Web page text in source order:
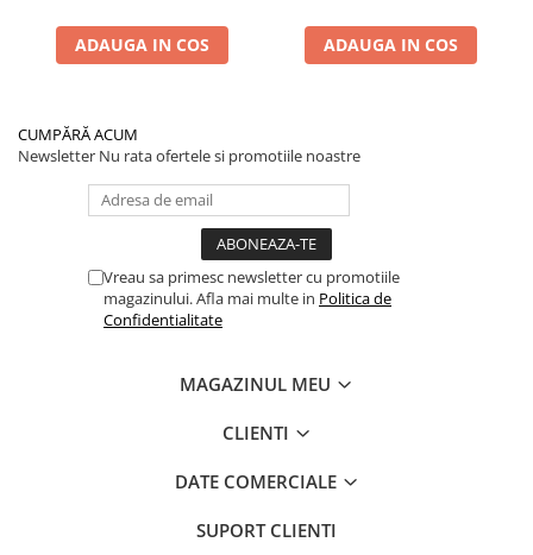
ADAUGA IN COS ADAUGA IN COS
CUMPĂRĂ ACUM
Newsletter Nu rata ofertele si promotiile noastre
Vreau sa primesc newsletter cu promotiile
magazinului. Afla mai multe in Politica de
Confidentialitate
MAGAZINUL MEU
CLIENTI
DATE COMERCIALE
SUPORT CLIENTI